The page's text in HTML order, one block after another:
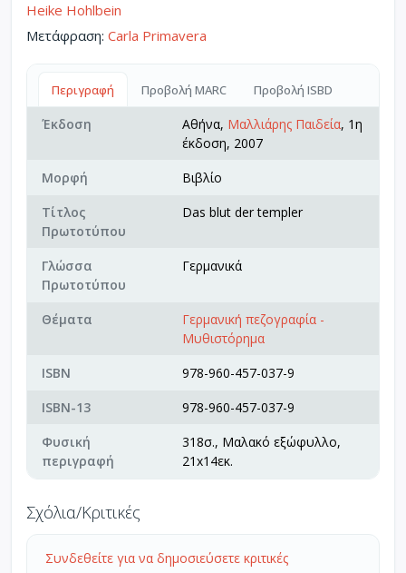
Heike Hohlbein
Μετάφραση: Carla Primavera
Περιγραφή Προβολή MARC Προβολή ISBD
Έκδοση Αθήνα, Μαλλιάρης Παιδεία, 1η
έκδοση, 2007
Μορφή
Βιβλίο
Τίτλος
Πρωτοτύπου
Das blut der templer
Γλώσσα
Πρωτοτύπου
Γερμανικά
Θέματα
Γερμανική πεζογραφία -
Μυθιστόρημα
ISBN
978-960-457-037-9
ISBN-13
978-960-457-037-9
Φυσική
περιγραφή
318σ., Μαλακό εξώφυλλο,
21x14εκ.
Σχόλια/Κριτικές
Συνδεθείτε για να δημοσιεύσετε κριτικές